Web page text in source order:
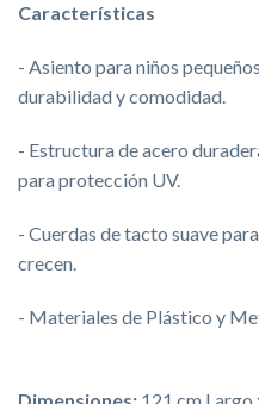
Características
- Asiento para niños
durabilidad y comodidad.
- Estructura de acero
para protección UV.
- Cuerdas de tacto suave
crecen.
- Materiales de Plástico y